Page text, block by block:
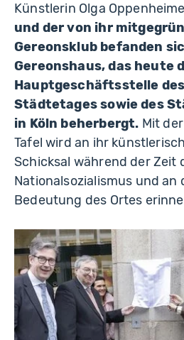
Künstlerin Olga
und der von ihr
Gereonsklub befanden
Gereonshaus, das heute
Hauptgeschäftsstelle
Städtetages sowie des
in Köln beherbergt. Mit
Tafel wird an ihr
Schicksal während der Zeit
Nationalsozialismus und an
Bedeutung des Ortes